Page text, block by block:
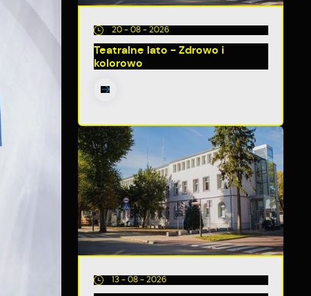
20 - 08 - 2026
Teatralne lato - Zdrowo i
kolorowo
13 - 08 - 2026